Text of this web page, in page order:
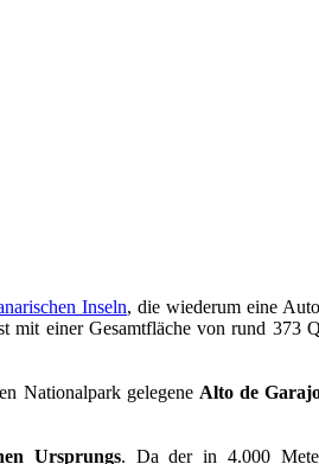
Inseln, die wiederum eine
mit einer Gesamtfläche von rund 373
Nationalpark gelegene Alto de
Ursprungs. Da der in 4.000